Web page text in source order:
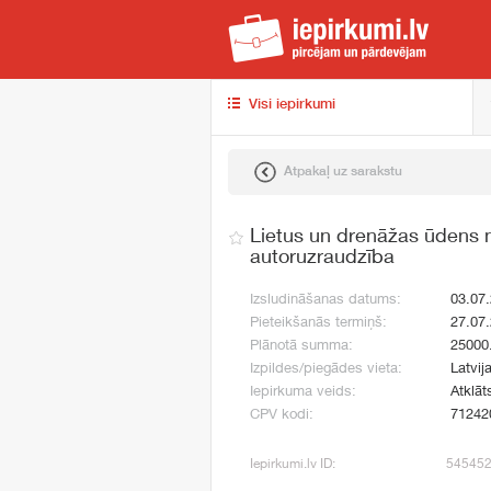
Visi iepirkumi
Atpakaļ uz sarakstu
Lietus un drenāžas ūdens
autoruzraudzība
Izsludināšanas datums:
Pieteikšanās termiņš:
Plānotā summa:
Izpildes/piegādes vieta:
Iepirkuma veids:
CPV kodi:
Iepirkumi.lv ID: